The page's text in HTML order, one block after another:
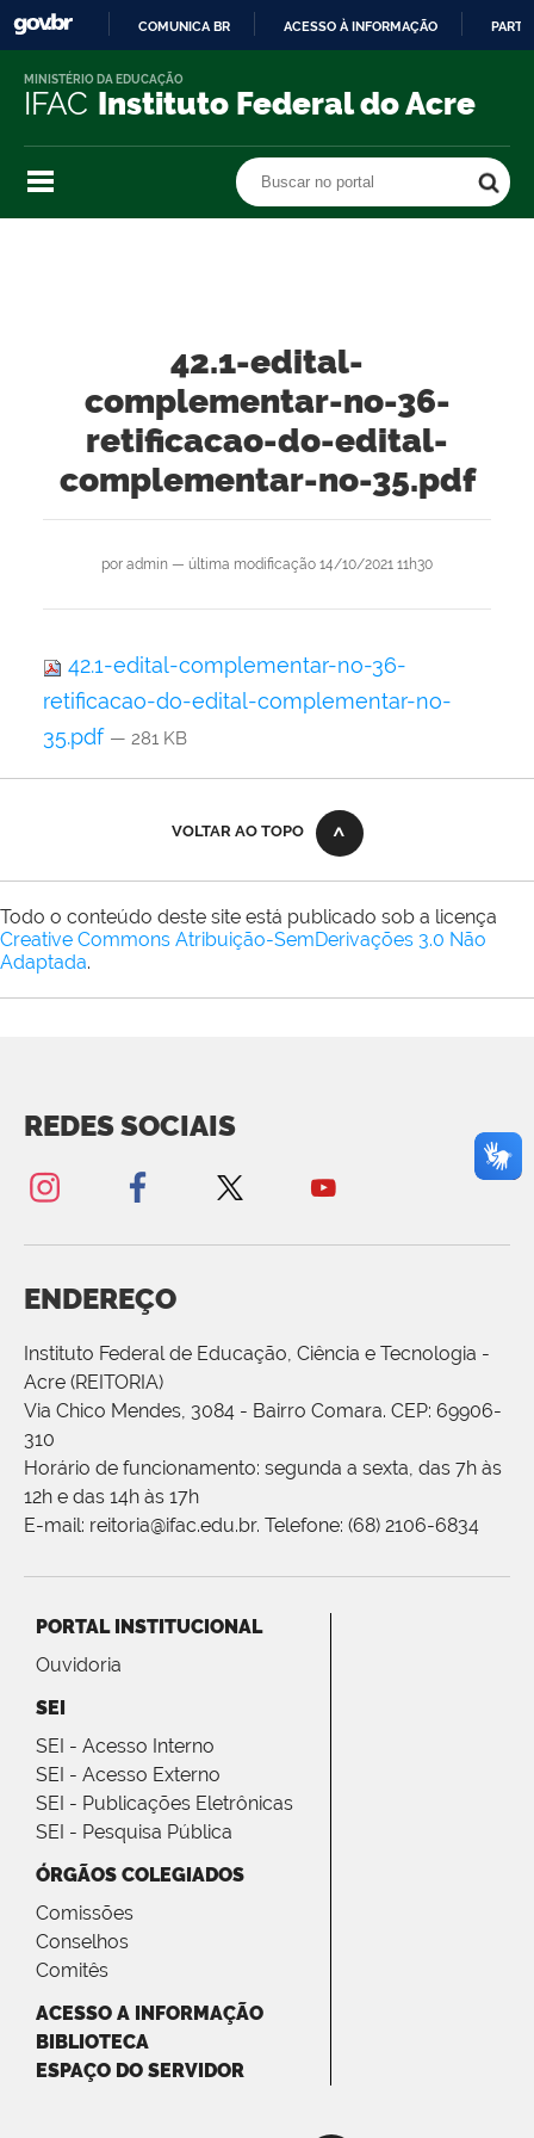
O
COMUNICA BR ACESSO À INFORMAÇÃO
IFAC Instituto Federal do Acre
MINISTÉRIO DA EDUCAÇÃO
Buscar no portal
42.1-edital-
complementar-no-36-
retificacao-do-edital-
complementar-no-35.pdf
por admin — última modificação 14/10/2021 11h30
42.1-edital-complementar-no-36-
retificacao-do-edital-complementar-no-
35.pdf — 281 KB
VOLTAR AO TOPO
Todo o conteúdo deste site está publicado sob a licença
Creative Commons Atribuição-SemDerivações 3.0 Não
Adaptada.
REDES SOCIAIS
ENDEREÇO
Instituto Federal de Educação, Ciência e Tecnologia -
Acre (REITORIA)
Via Chico Mendes, 3084 - Bairro Comara. CEP: 69906-
310
Horário de funcionamento: segunda a sexta, das 7h às
12h e das 14h às 17h
E-mail: reitoria@ifac.edu.br. Telefone: (68) 2106-6834
PORTAL INSTITUCIONAL
Ouvidoria
SEI
SEI - Acesso Interno
SEI - Acesso Externo
SEI - Publicações Eletrônicas
SEI - Pesquisa Pública
ÓRGÃOS COLEGIADOS
Comissões
Conselhos
Comitês
ACESSO A INFORMAÇÃO
BIBLIOTECA
ESPAÇO DO SERVIDOR